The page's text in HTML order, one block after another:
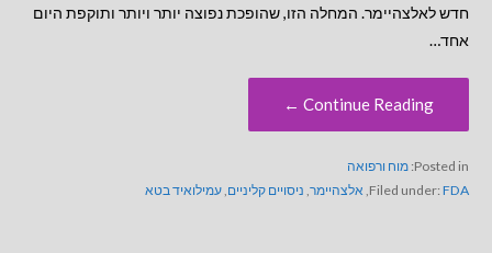
חדש לאלצהיימר. המחלה הזו, שהופכת נפוצה יותר ויותר ותוקפת היום
אחד…
Continue Reading ←
Posted in: מוח ורפואה
Filed under:FDA
, אלצהיימר, ניסויים קליניים,עמילואיד בטא